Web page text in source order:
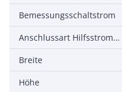
Bemessungsschaltstrom
Anschlussart Hilfsstromkreis
Breite
Höhe